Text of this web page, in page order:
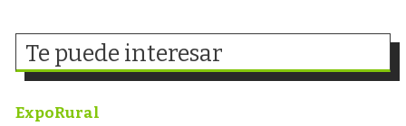
Te puede interesar
ExpoRural